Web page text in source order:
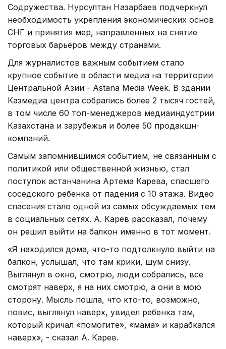
Содружества. Нурсултан Назарбаев подчеркнул
необходимость укрепления экономических основ
СНГ и принятия мер, направленных на снятие
торговых барьеров между странами.
Для журналистов важным событием стало
крупное событие в области медиа на территории
Центральной Азии - Astana Media Week. В здании
Казмедиа центра собрались более 2 тысяч гостей,
в том числе 60 топ-менеджеров медиаиндустрии
Казахстана и зарубежья и более 50 продакшн-
компаний.
Самым запомнившимся событием, не связанным с
политикой или общественной жизнью, стал
поступок астанчанина Артема Карева, спасшего
соседского ребенка от падения с 10 этажа. Видео
спасения стало одной из самых обсуждаемых тем
в социальных сетях. А. Карев рассказал, почему
он решил выйти на балкон именно в тот момент.
«Я находился дома, что-то подтолкнуло выйти на
балкон, услышал, что там крики, шум снизу.
Выглянул в окно, смотрю, люди собрались, все
смотрят наверх, я на них смотрю, а они в мою
сторону. Мысль пошла, что кто-то, возможно,
повис, выглянул наверх, увидел ребенка там,
который кричал «помогите», «мама» и карабкался
наверх», - сказал А. Карев.